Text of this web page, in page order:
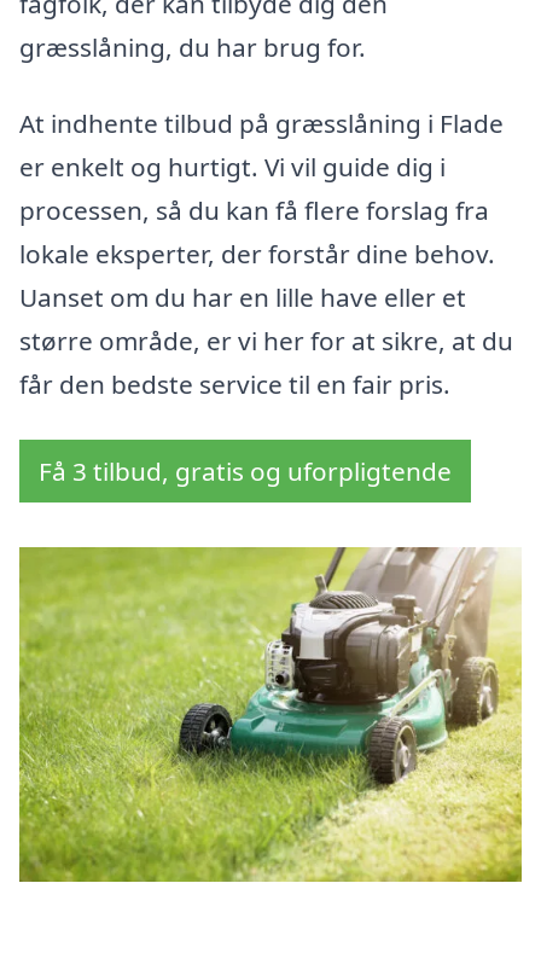
græsslåning, du har brug for.
At indhente tilbud på græsslåning i Flade
er enkelt og hurtigt. Vi vil guide dig i
processen, så du kan få flere forslag fra
lokale eksperter, der forstår dine behov.
Uanset om du har en lille have eller et
større område, er vi her for at sikre, at du
får den bedste service til en fair pris.
Få 3 tilbud, gratis og uforpligtende